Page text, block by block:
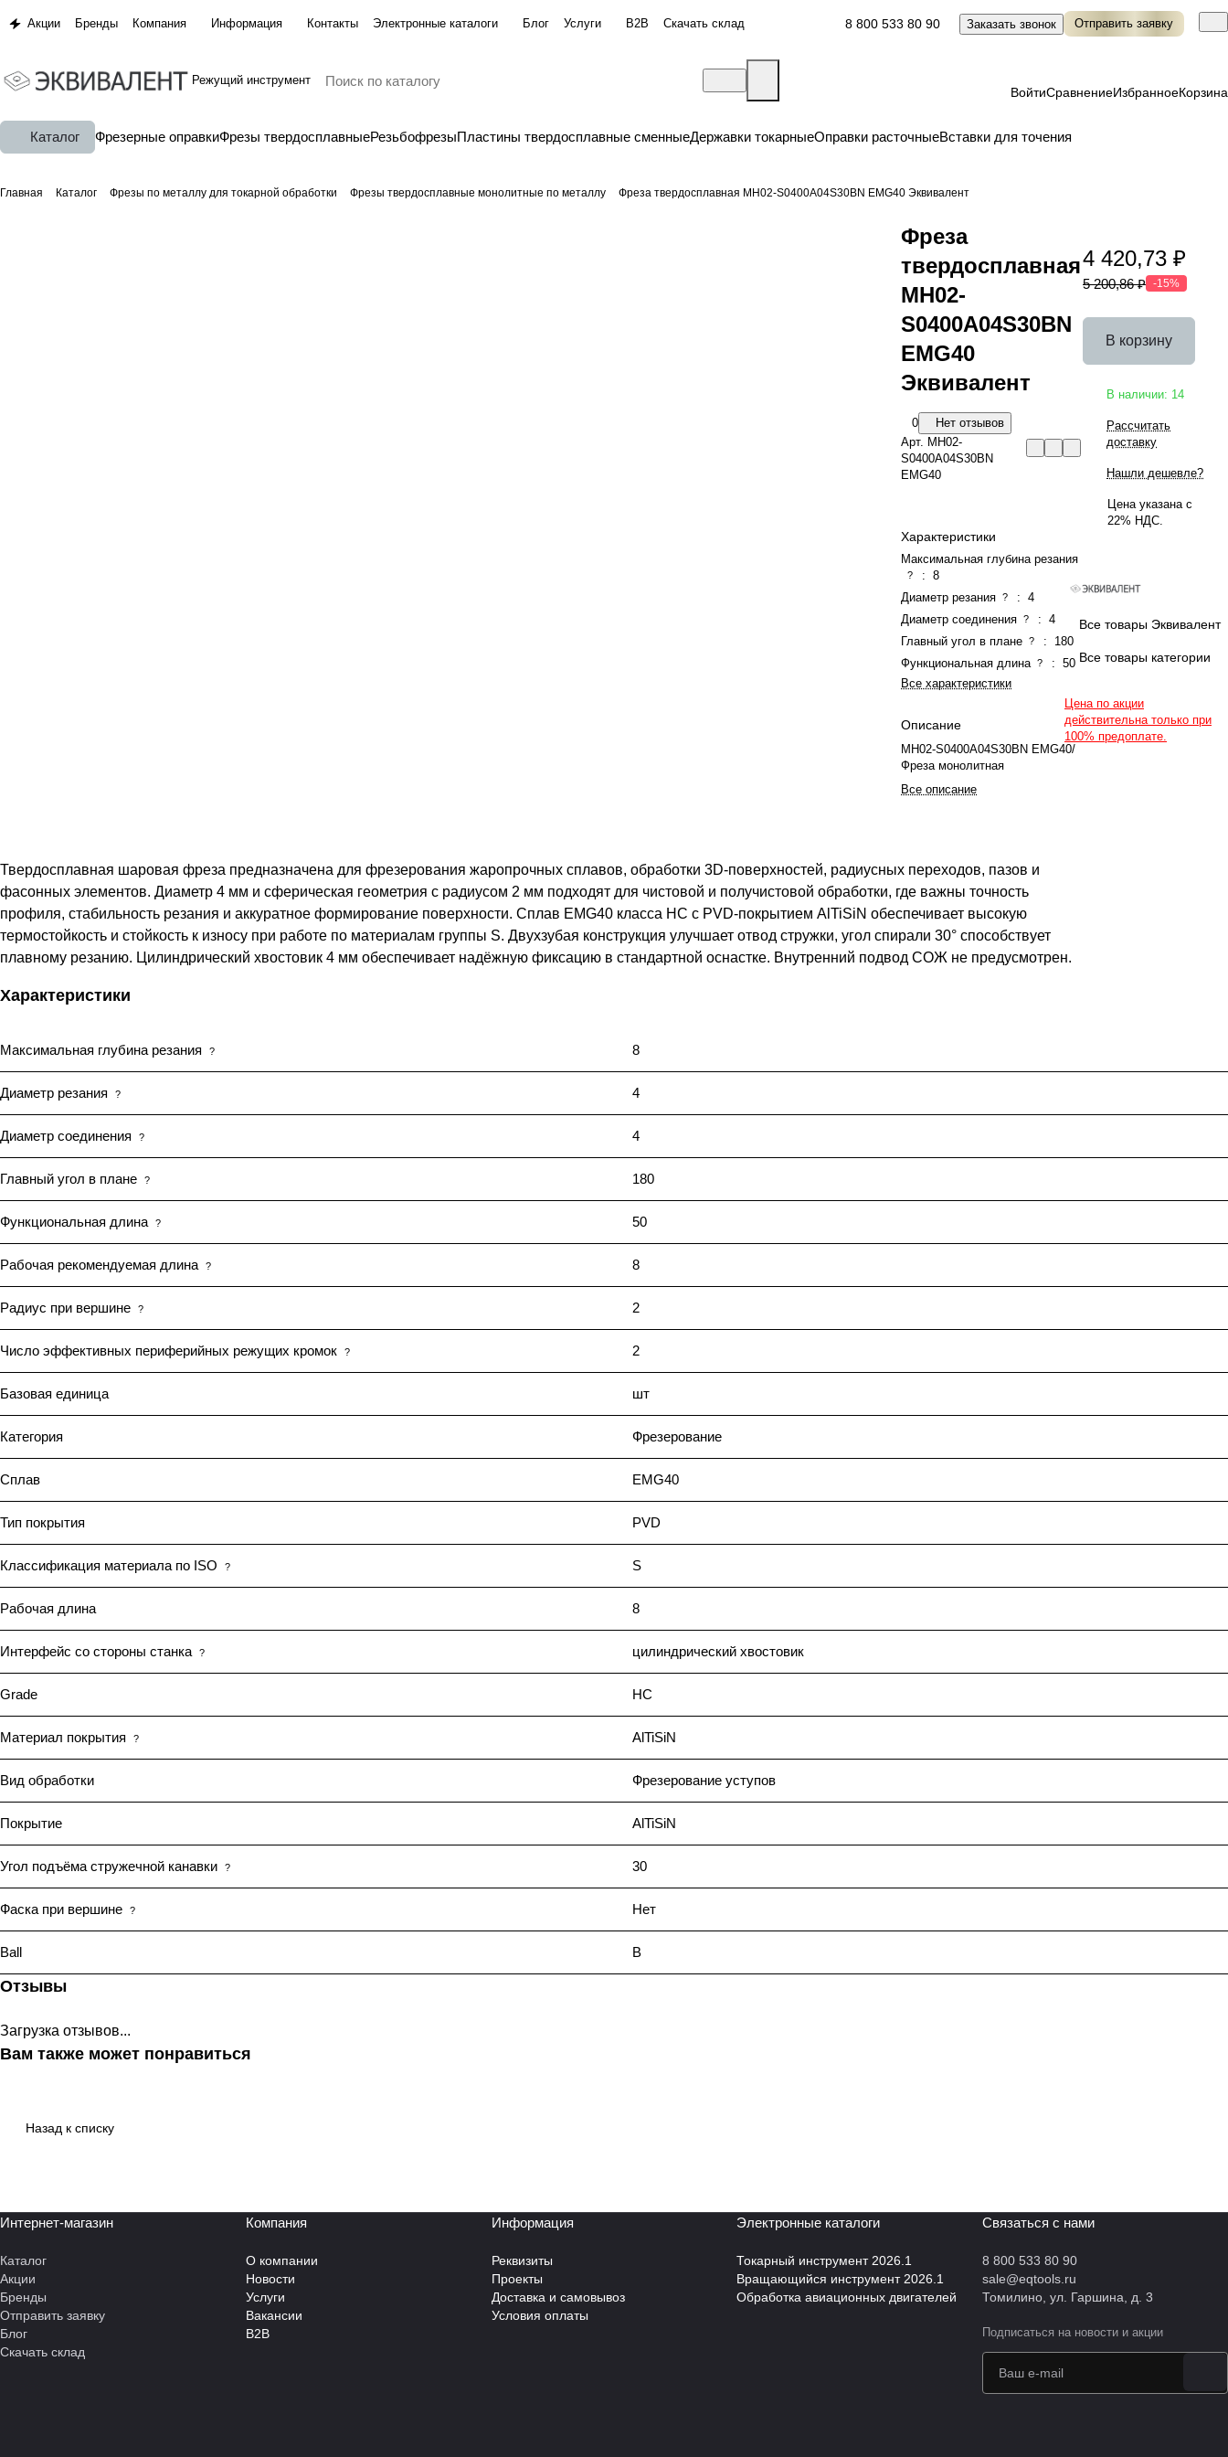
Акции Бренды Компания Информация Контакты Электронные каталоги Блог Услуги B2B Скачать склад 8 800 533 80 90 Заказать звонок Отправить заявку
Режущий инструмент
ВойтиСравнениеИзбранноеКорзина
Каталог Фрезерные оправкиФрезы твердосплавныеРезьбофрезыПластины твердосплавные сменныеДержавки токарныеОправки расточныеВставки для точения
Главная Каталог Фрезы по металлу для токарной обработки Фрезы твердосплавные монолитные по металлу Фреза твердосплавная MH02-S0400A04S30BN EMG40 Эквивалент
Фреза
твердосплавная
MH02-
S0400A04S30BN
EMG40
Эквивалент
0
Нет отзывов
Арт. MH02-
S0400A04S30BN
EMG40
Характеристики
Максимальная глубина резания
? : 8
Диаметр резания ? : 4
Диаметр соединения ? : 4
Главный угол в плане ? :
180
Функциональная длина ? : 50
Все характеристики
Описание
MH02-S0400A04S30BN EMG40/
Фреза монолитная
Все описание
4 420,73 ₽
5 200,86 ₽ -15%
В корзину
В наличии: 14
Рассчитать
доставку
Нашли дешевле?
Цена указана с
22% НДС.
Все товары Эквивалент
Все товары категории
Цена по акции
действительна только при
100% предоплате.
Твердосплавная шаровая фреза предназначена для фрезерования жаропрочных сплавов, обработки 3D-поверхностей, радиусных переходов, пазов и
фасонных элементов. Диаметр 4 мм и сферическая геометрия с радиусом 2 мм подходят для чистовой и получистовой обработки, где важны точность
профиля, стабильность резания и аккуратное формирование поверхности. Сплав EMG40 класса HC с PVD-покрытием AlTiSiN обеспечивает высокую
термостойкость и стойкость к износу при работе по материалам группы S. Двухзубая конструкция улучшает отвод стружки, угол спирали 30° способствует
плавному резанию. Цилиндрический хвостовик 4 мм обеспечивает надёжную фиксацию в стандартной оснастке. Внутренний подвод СОЖ не предусмотрен.
Характеристики
Максимальная глубина резания ? 8
Диаметр резания ? 4
Диаметр соединения ? 4
Главный угол в плане ? 180
Функциональная длина ? 50
Рабочая рекомендуемая длина ? 8
Радиус при вершине ? 2
Число эффективных периферийных режущих кромок ? 2
Базовая единица шт
Категория Фрезерование
Сплав EMG40
Тип покрытия PVD
Классификация материала по ISO ? S
Рабочая длина 8
Интерфейс со стороны станка ? цилиндрический хвостовик
Grade HC
Материал покрытия ? AlTiSiN
Вид обработки Фрезерование уступов
Покрытие AlTiSiN
Угол подъёма стружечной канавки ? 30
Фаска при вершине ? Нет
Ball B
Отзывы
Загрузка отзывов...
Вам также может понравиться
Назад к списку
Интернет-магазин
Каталог
Акции
Бренды
Отправить заявку
Блог
Скачать склад
Компания
О компании
Новости
Услуги
Вакансии
B2B
Информация
Реквизиты
Проекты
Доставка и самовывоз
Условия оплаты
Электронные каталоги
Токарный инструмент 2026.1
Вращающийся инструмент 2026.1
Обработка авиационных двигателей
Связаться с нами
8 800 533 80 90
sale@eqtools.ru
Томилино, ул. Гаршина, д. 3
Подписаться на новости и акции